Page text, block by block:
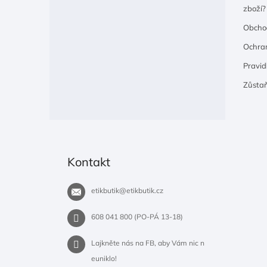
zboží?
Kontakt
etikbutik@etikbutik.cz
608 041 800 (PO-PÁ 13-18)
Lajkněte nás na FB, aby Vám nic n
euniklo!